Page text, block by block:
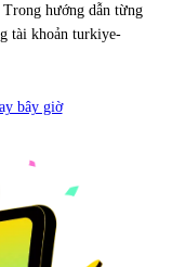
hướng dẫn từng
tài khoản turkiye-
bây giờ